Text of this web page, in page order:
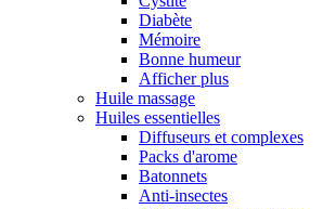
Diabète
Mémoire
Bonne humeur
Afficher plus
Huile massage
Huiles essentielles
Diffuseurs et complexes
Packs d'arome
Batonnets
Anti-insectes